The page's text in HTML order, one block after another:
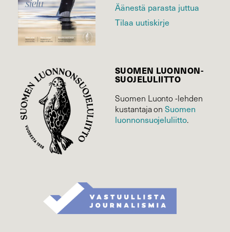
Äänestä parasta juttua
Tilaa uutiskirje
SUOMEN LUONNON­
SUOJELU­LIITTO
Suomen Luonto -lehden
kustantaja onSuomen
luonnonsuojelu­liitto.